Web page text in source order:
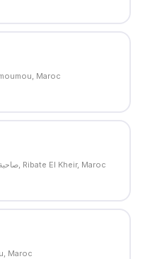
Maroc
RHFP+GQ7 صاحبة الحرشة الفلاج, Ribate El Kheir, Maroc
Maroc